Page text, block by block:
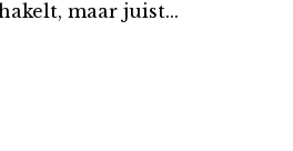
maar juist...